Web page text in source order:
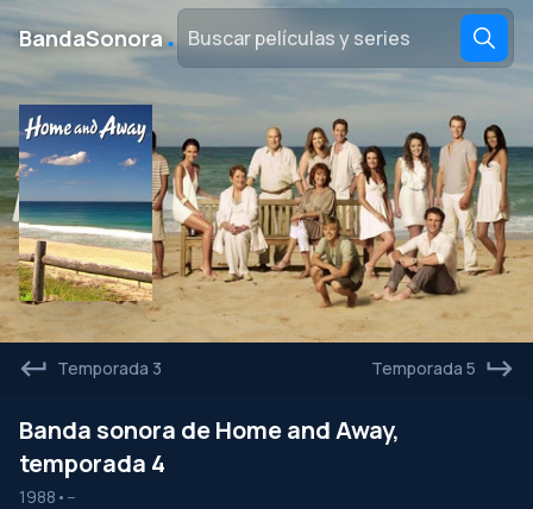
BandaSonora․
Temporada 3 Temporada 5
Banda sonora de Home and Away,
temporada 4
1988 • --